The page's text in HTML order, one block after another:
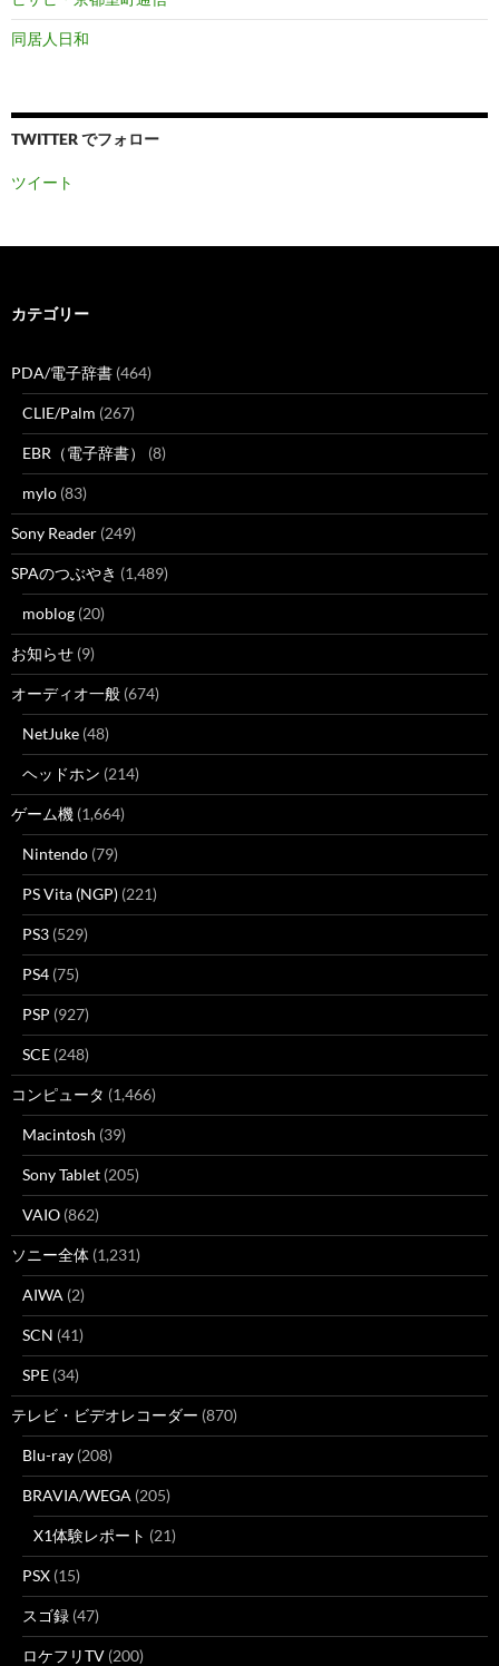
同居人日和
TWITTER でフォロー
ツイート
カテゴリー
PDA/電子辞書 (464)
CLIE/Palm (267)
EBR（電子辞書） (8)
mylo (83)
Sony Reader (249)
SPAのつぶやき (1,489)
moblog (20)
お知らせ (9)
オーディオ一般 (674)
NetJuke (48)
ヘッドホン (214)
ゲーム機 (1,664)
Nintendo (79)
PS Vita (NGP) (221)
PS3 (529)
PS4 (75)
PSP (927)
SCE (248)
コンピュータ (1,466)
Macintosh (39)
Sony Tablet (205)
VAIO (862)
ソニー全体 (1,231)
AIWA (2)
SCN (41)
SPE (34)
テレビ・ビデオレコーダー (870)
Blu-ray (208)
BRAVIA/WEGA (205)
X1体験レポート (21)
PSX (15)
スゴ録 (47)
ロケフリTV (200)